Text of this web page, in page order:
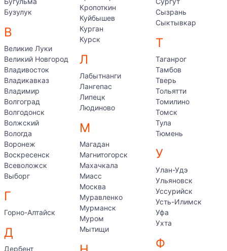
Бузулук
В
Великие Луки
Великий Новгород
Владивосток
Владикавказ
Владимир
Волгоград
Волгодонск
Волжский
Вологда
Воронеж
Воскресенск
Всеволожск
Выборг
Г
Горно-Алтайск
Д
Дербент
Кропоткин
Куйбышев
Курган
Курск
Л
Лабытнанги
Лангепас
Липецк
Людиново
М
Магадан
Магнитогорск
Махачкала
Миасс
Москва
Муравленко
Мурманск
Муром
Мытищи
Сызрань
Сыктывкар
Т
Таганрог
Тамбов
Тверь
Тольятти
Томилино
Томск
Тула
Тюмень
У
Улан-Удэ
Ульяновск
Уссурийск
Усть-Илимск
Уфа
Ухта
Ф